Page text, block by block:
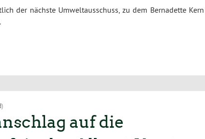
der nächste Umweltausschuss, zu dem Bernadette Kern
)
auf die